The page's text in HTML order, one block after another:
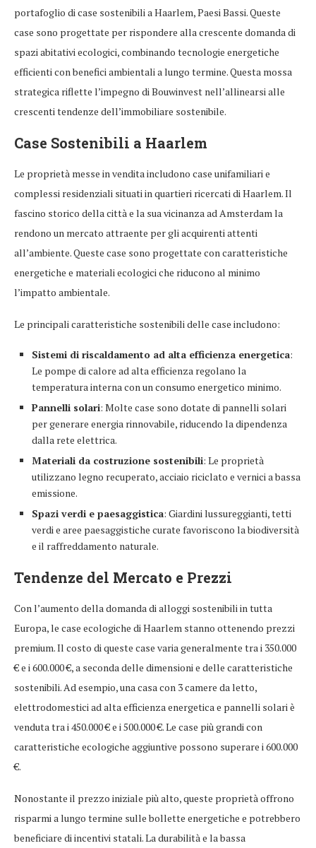
portafoglio di case sostenibili a Haarlem, Paesi Bassi. Queste
case sono progettate per rispondere alla crescente domanda di
spazi abitativi ecologici, combinando tecnologie energetiche
efficienti con benefici ambientali a lungo termine. Questa mossa
strategica riflette l’impegno di Bouwinvest nell’allinearsi alle
crescenti tendenze dell’immobiliare sostenibile.
Case Sostenibili a Haarlem
Le proprietà messe in vendita includono case unifamiliari e
complessi residenziali situati in quartieri ricercati di Haarlem. Il
fascino storico della città e la sua vicinanza ad Amsterdam la
rendono un mercato attraente per gli acquirenti attenti
all’ambiente. Queste case sono progettate con caratteristiche
energetiche e materiali ecologici che riducono al minimo
l’impatto ambientale.
Le principali caratteristiche sostenibili delle case includono:
Sistemi di riscaldamento ad alta efficienza energetica:
Le pompe di calore ad alta efficienza regolano la
temperatura interna con un consumo energetico minimo.
Pannelli solari: Molte case sono dotate di pannelli solari
per generare energia rinnovabile, riducendo la dipendenza
dalla rete elettrica.
Materiali da costruzione sostenibili: Le proprietà
utilizzano legno recuperato, acciaio riciclato e vernici a bassa
emissione.
Spazi verdi e paesaggistica: Giardini lussureggianti, tetti
verdi e aree paesaggistiche curate favoriscono la biodiversità
e il raffreddamento naturale.
Tendenze del Mercato e Prezzi
Con l’aumento della domanda di alloggi sostenibili in tutta
Europa, le case ecologiche di Haarlem stanno ottenendo prezzi
premium. Il costo di queste case varia generalmente tra i 350.000
€ e i 600.000 €, a seconda delle dimensioni e delle caratteristiche
sostenibili. Ad esempio, una casa con 3 camere da letto,
elettrodomestici ad alta efficienza energetica e pannelli solari è
venduta tra i 450.000 € e i 500.000 €. Le case più grandi con
caratteristiche ecologiche aggiuntive possono superare i 600.000
€.
Nonostante il prezzo iniziale più alto, queste proprietà offrono
risparmi a lungo termine sulle bollette energetiche e potrebbero
beneficiare di incentivi statali. La durabilità e la bassa